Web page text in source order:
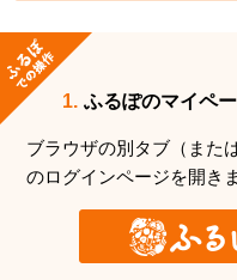
1. ふるぽのマイペ
ブラウザの別タブ（また
のログインページを開き